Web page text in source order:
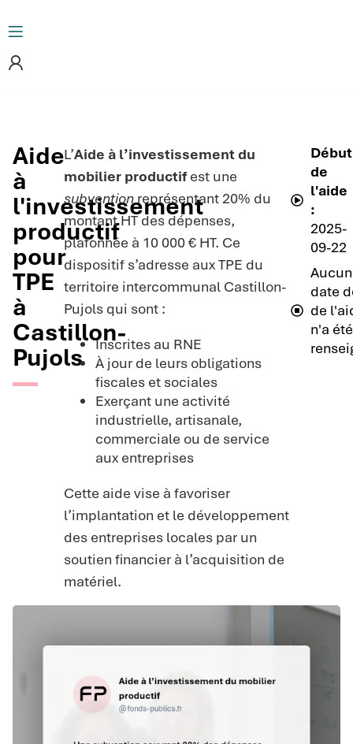
Aide
à
l'investissement
productif
pour
TPE
à
Castillon-
Pujols
L’Aide à l’investissement du
mobilier productifest une
subventionreprésentant 20% du
montant HT des dépenses,
plafonnée à 10 000 € HT. Ce
dispositif s’adresse aux TPE du
territoire intercommunal Castillon-
Pujols qui sont :
Inscrites au RNE
À jour de leurs obligations
fiscales et sociales
Exerçant une activité
industrielle, artisanale,
commerciale ou de service
aux entreprises
Cette aide vise à favoriser
l’implantation et le développement
des entreprises locales par un
soutien financier à l’acquisition de
matériel.
Début
de
l'aide
:
2025-
09-22
date
de
n'a été